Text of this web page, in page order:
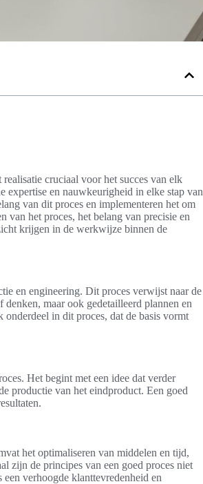
cruciaal voor het succes van elk
expertise en nauwkeurigheid in elke stap van
van dit proces en implementeren het om
van het proces, het belang van precisie en
krijgen in de werkwijze binnen de
en engineering. Dit proces verwijst naar de
maar ook gedetailleerd plannen en
in dit proces, dat de basis vormt
Het begint met een idee dat verder
productie van het eindproduct. Een goed
het optimaliseren van middelen en tijd,
zijn de principes van een goed proces niet
verhoogde klanttevredenheid en